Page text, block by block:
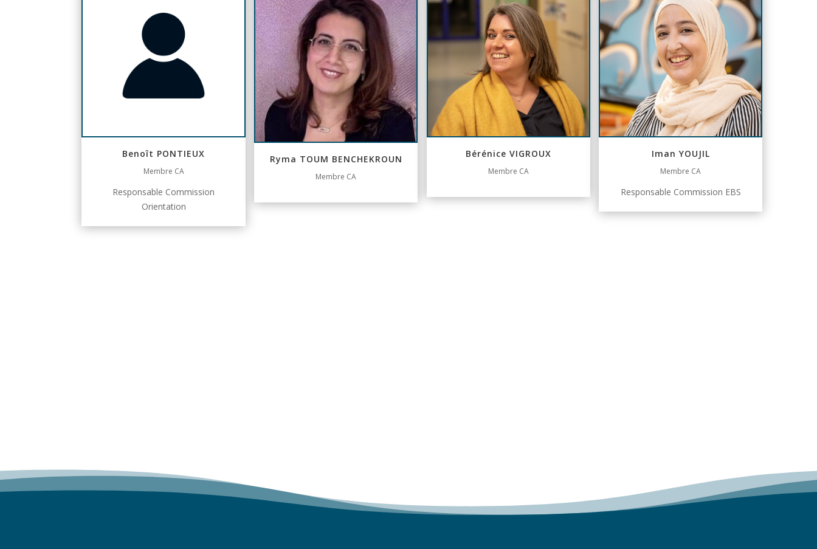
Benoît PONTIEUX
Membre CA
Responsable Commission
Orientation
Ryma TOUM BENCHEKROUN
Membre CA
Bérénice VIGROUX
Membre CA
Iman YOUJIL
Membre CA
Responsable Commission EBS